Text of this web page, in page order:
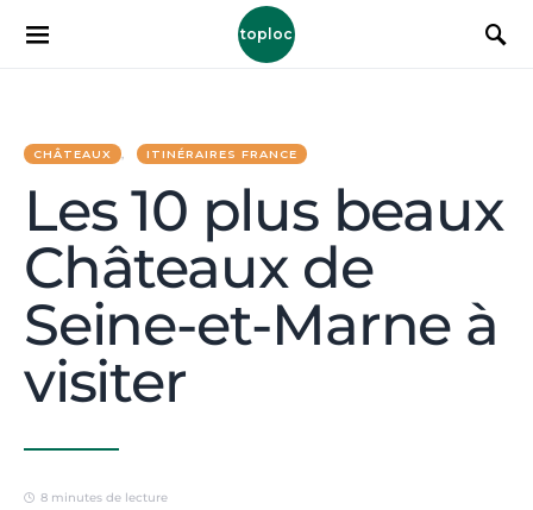
toploc
CHÂTEAUX ITINÉRAIRES FRANCE
Les 10 plus beaux
Châteaux de
Seine-et-Marne à
visiter
8 minutes de lecture